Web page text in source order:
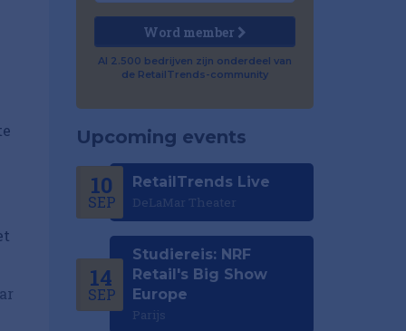
Word member
Al 2.500 bedrijven zijn onderdeel van
de RetailTrends-community
Upcoming events
10
SEP
RetailTrends Live
DeLaMar Theater
14
SEP
Studiereis: NRF
Retail's Big Show
Europe
Parijs